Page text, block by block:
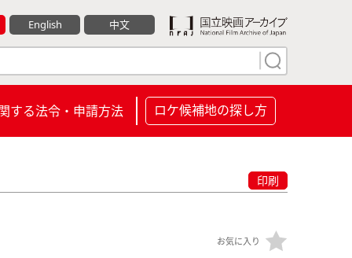
English 中文
する法令・申請方法 ロケ候補地の探し方
印刷
お気に入り